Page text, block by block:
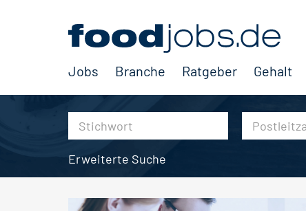
Jobs Branche Ratgeber Gehalt
Erweiterte Suche